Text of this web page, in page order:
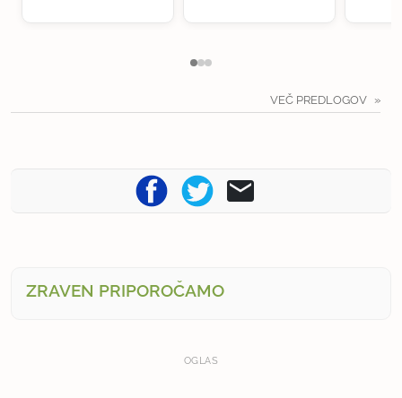
VEČ PREDLOGOV
ZRAVEN PRIPOROČAMO
OGLAS